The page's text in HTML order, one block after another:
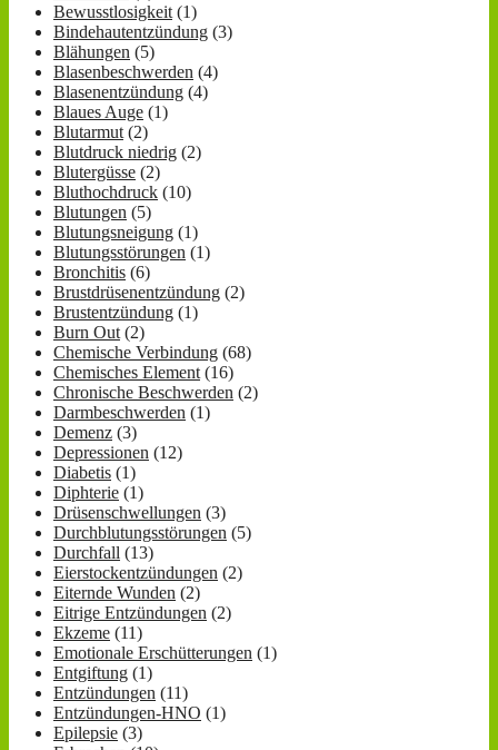
Bewusstlosigkeit (1)
Bindehautentzündung (3)
Blähungen (5)
Blasenbeschwerden (4)
Blasenentzündung (4)
Blaues Auge (1)
Blutarmut (2)
Blutdruck niedrig (2)
Blutergüsse (2)
Bluthochdruck (10)
Blutungen (5)
Blutungsneigung (1)
Blutungsstörungen (1)
Bronchitis (6)
Brustdrüsenentzündung (2)
Brustentzündung (1)
Burn Out (2)
Chemische Verbindung (68)
Chemisches Element (16)
Chronische Beschwerden (2)
Darmbeschwerden (1)
Demenz (3)
Depressionen (12)
Diabetis (1)
Diphterie (1)
Drüsenschwellungen (3)
Durchblutungsstörungen (5)
Durchfall (13)
Eierstockentzündungen (2)
Eiternde Wunden (2)
Eitrige Entzündungen (2)
Ekzeme (11)
Emotionale Erschütterungen (1)
Entgiftung (1)
Entzündungen (11)
Entzündungen-HNO (1)
Epilepsie (3)